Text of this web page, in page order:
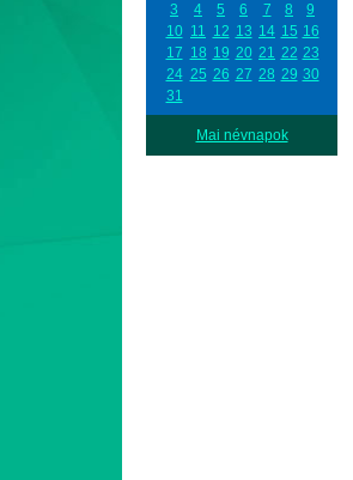
3
4 5 6 7 8
9
10 11 12 13 14 15 16
17 18 19 20 21 22 23
24 25 26 27 28 29 30
31
Mai névnapok